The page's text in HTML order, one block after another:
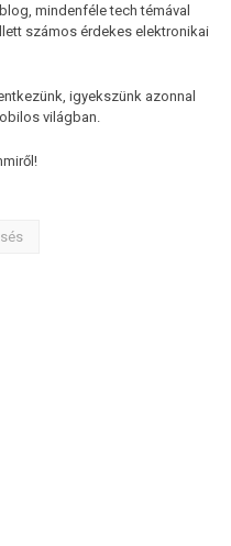
mindenféle tech témával
számos érdekes elektronikai
igyekszünk azonnal
világban.